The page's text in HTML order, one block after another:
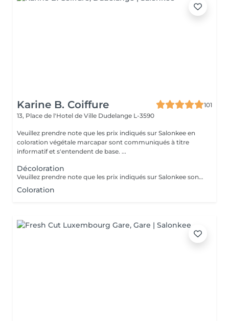
Karine B. Coiffure
101
13, Place de l'Hotel de Ville Dudelange L-3590
Veuillez prendre note que les prix indiqués sur Salonkee en
coloration végétale marcapar sont communiqués à titre
informatif et s'entendent de base. ...
Décoloration
Veuillez prendre note que les prix indiqués sur Salonkee sont communiqués à titre informatif et s'entendent de base. Ces derniers sont susceptibles de varier selon le diagnostic réalisé à votre arrivée au salon et l'expertise du professionnel à qui vous confiez votre beauté. Dans tous les cas, un devis précis vous sera proposé et toutes réalisations de prestations seront effectuées avec votre accord. Un grand merci d'avance pour votre compréhension. Au plaisir de vous recevoir très vite.
Coloration